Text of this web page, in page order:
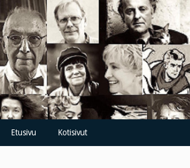
Skip
to
content
Etusivu Kotisivut